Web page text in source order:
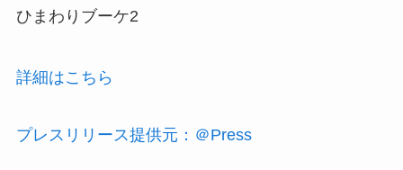
ひまわりブーケ2
詳細はこちら
プレスリリース提供元：＠Press